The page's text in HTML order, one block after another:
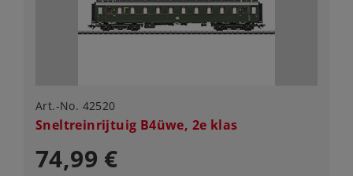
Art.-No. 42520
Sneltreinrijtuig B4üwe, 2e klas
74,99 €